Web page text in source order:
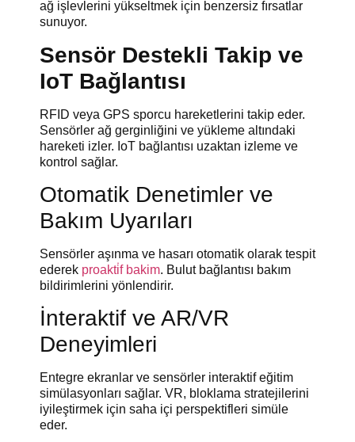
ağ işlevlerini yükseltmek için benzersiz fırsatlar
sunuyor.
Sensör Destekli Takip ve
IoT Bağlantısı
RFID veya GPS sporcu hareketlerini takip eder.
Sensörler ağ gerginliğini ve yükleme altındaki
hareketi izler. IoT bağlantısı uzaktan izleme ve
kontrol sağlar.
Otomatik Denetimler ve
Bakım Uyarıları
Sensörler aşınma ve hasarı otomatik olarak tespit
ederek proakti̇f bakim. Bulut bağlantısı bakım
bildirimlerini yönlendirir.
İnteraktif ve AR/VR
Deneyimleri
Entegre ekranlar ve sensörler interaktif eğitim
simülasyonları sağlar. VR, bloklama stratejilerini
iyileştirmek için saha içi perspektifleri simüle
eder.